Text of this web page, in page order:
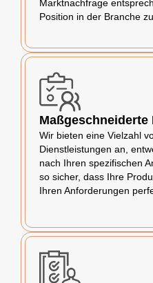
Marktnachfrage
Position in der Branche
Wir bieten eine Vielzahl
Dienstleistungen an,
nach Ihren spezifischen
so sicher, dass Ihre
Ihren Anforderungen